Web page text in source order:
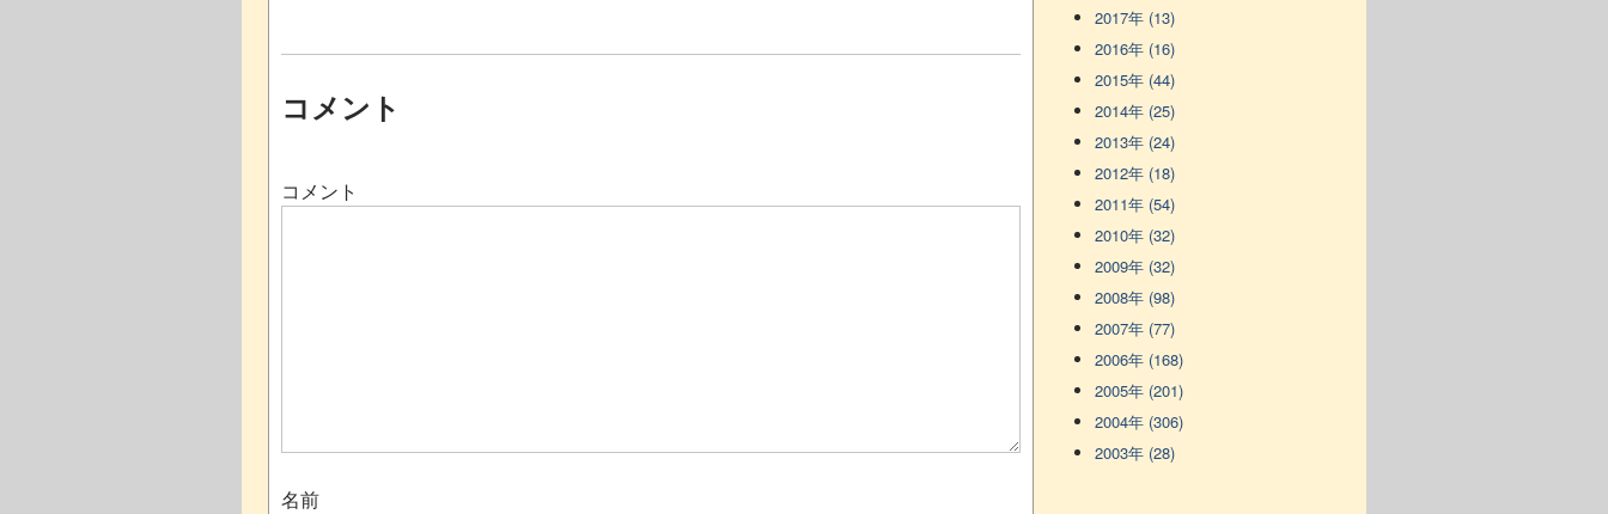
コメント
コメント
名前
2017年 (13)
2016年 (16)
2015年 (44)
2014年 (25)
2013年 (24)
2012年 (18)
2011年 (54)
2010年 (32)
2009年 (32)
2008年 (98)
2007年 (77)
2006年 (168)
2005年 (201)
2004年 (306)
2003年 (28)